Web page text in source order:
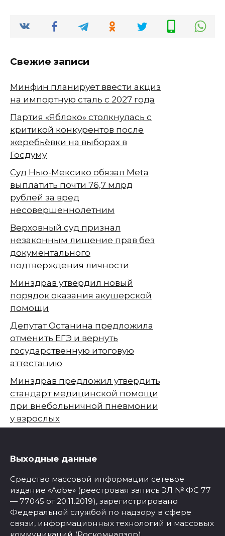
Свежие записи
Минфин планирует ввести акциз
на импортную сталь с 2027 года
Партия «Яблоко» столкнулась с
критикой конкурентов после
жеребьёвки на выборах в
Госдуму
Суд Нью-Мексико обязал Meta
выплатить почти 76,7 млрд
рублей за вред
несовершеннолетним
Верховный суд признал
незаконным лишение прав без
документального
подтверждения личности
Минздрав утвердил новый
порядок оказания акушерской
помощи
Депутат Останина предложила
отменить ЕГЭ и вернуть
государственную итоговую
аттестацию
Минздрав предложил утвердить
стандарт медицинской помощи
при внебольничной пневмонии
у взрослых
Выходные данные
Средство массовой информации сетевое
издание «Aobe» (реестровая запись ЭЛ № ФС 77
— 77045 от 20.11.2019), зарегистрировано
Федеральной службой по надзору в сфере
связи, информационных технологий и массовых